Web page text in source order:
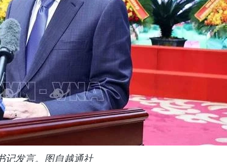
记发言。图自越通社